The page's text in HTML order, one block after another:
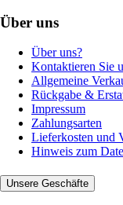
Über uns
Über uns?
Kontaktieren Sie
Allgemeine
Rückgabe &
Impressum
Zahlungsarten
Lieferkosten und
Hinweis zum
Unsere Geschäfte